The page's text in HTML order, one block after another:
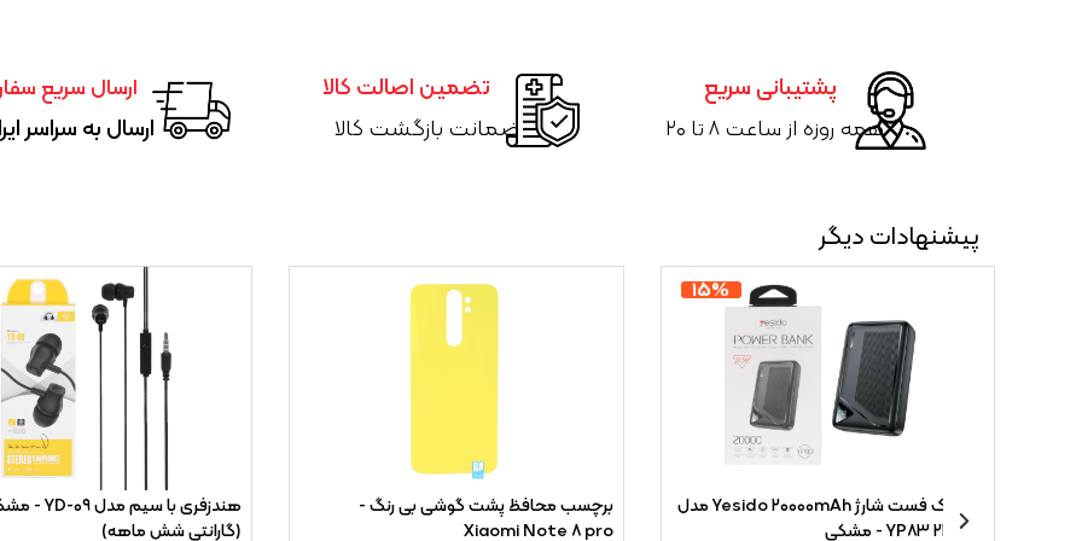
پشتیبانی سریع
همه روزه از ساعت ۸ تا ۲۰
تضمین اصالت کالا
ضمانت بازگشت کالا
ارسال سریع
ارسال به سراسر
پیشنهادات دیگر
۱۵%
پاوربانک فست شارژ Yesido ۲۰۰۰۰mAh مدل
YP۸۳ ۲۲.۵W - مشکی
برچسب محافظ پشت گوشی بی رنگ -
Xiaomi Note ۸ pro
(گارانتی شش ماهه)